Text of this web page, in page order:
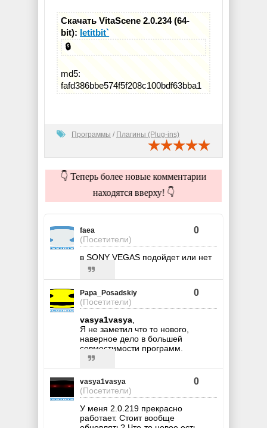
Скачать VitaScene 2.0.234 (64-
bit): letitbit`
🔒
md5:
fafd386bbe574f5f208c100bdf63bba1
Программы / Плагины (Plug-ins)
👇 Теперь более новые комментарии
находятся вверху! 👇
faea
(Посетители)
0
в SONY VEGAS подойдет или нет
Papa_Posadskiy
(Посетители)
0
vasya1vasya,
Я не заметил что то нового,
наверное дело в большей
совместимости программ.
vasya1vasya
(Посетители)
0
У меня 2.0.219 прекрасно
работает. Стоит вообще